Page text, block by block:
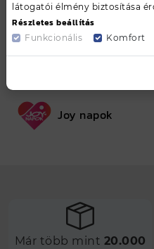
Pinterest
Joy napok
Már több mint 20.000
látogatói élmény biztosítása
Részletes beállítás
Funkcionális Komfort